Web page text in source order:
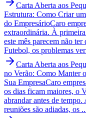
Carta Aberta aos
Estrutura: Como Criar
do EmpresárioCaro
extraordinária. À
este mês parecem não
Futebol, os problemas
Carta Aberta aos
no Verão: Como Manter
Sua EmpresaCaro
os dias ficam maiores, o
abrandar antes de tempo.
reuniões são adiadas, os